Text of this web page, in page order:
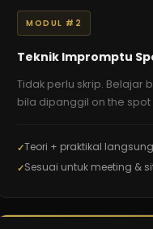
MODUL #2
Teknik Impromptu
Tidak perlu skrip. Belajar
bila dipanggil on the
Teori + praktikal langsung
Sesuai untuk meeting &